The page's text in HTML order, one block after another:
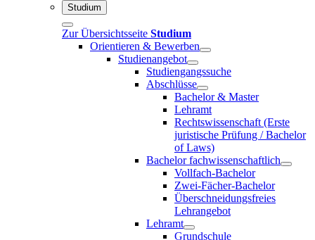
Studium
Zur Übersichtsseite Studium
Orientieren & Bewerben
Studienangebot
Studiengangssuche
Abschlüsse
Bachelor & Master
Lehramt
Rechtswissenschaft (Erste
juristische Prüfung / Bachelor
of Laws)
Bachelor fachwissenschaftlich
Vollfach-Bachelor
Zwei-Fächer-Bachelor
Überschneidungsfreies
Lehrangebot
Lehramt
Grundschule